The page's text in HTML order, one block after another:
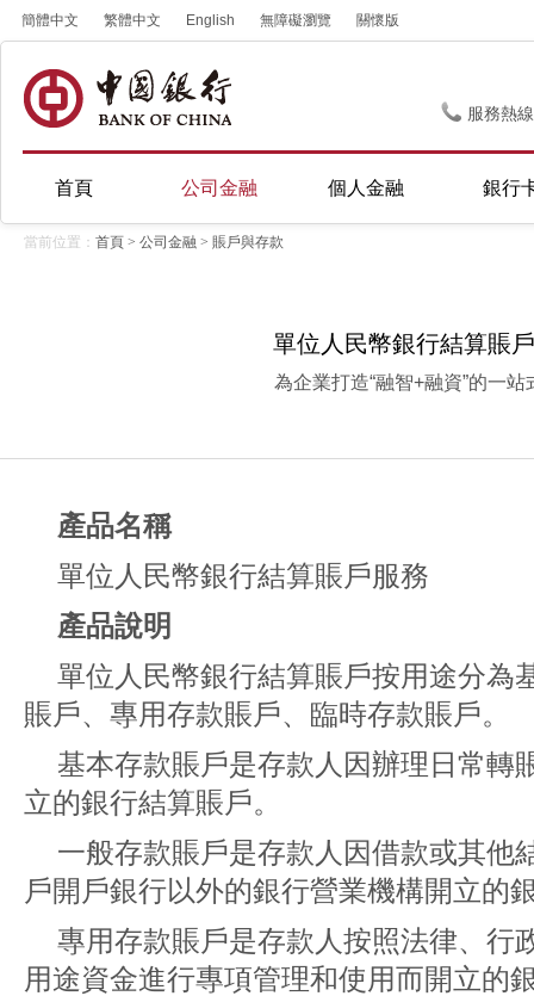
簡體中文 繁體中文 English 無障礙瀏覽 關懷版
服務熱
首頁 公司金融 個人金融 銀行
當前位置： 首頁 > 公司金融 > 賬戶與存款
單位人民幣銀行結算賬
為企業打造“融智+融資”的一站
產品名稱
單位人民幣銀行結算賬戶服務
產品說明
單位人民幣銀行結算賬戶按用途分為
賬戶、專用存款賬戶、臨時存款賬戶。
基本存款賬戶是存款人因辦理日常轉
立的銀行結算賬戶。
一般存款賬戶是存款人因借款或其他
戶開戶銀行以外的銀行營業機構開立的
專用存款賬戶是存款人按照法律、行
用途資金進行專項管理和使用而開立的